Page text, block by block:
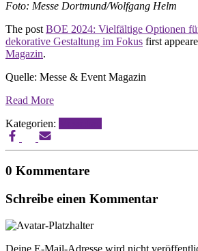
Foto: Messe Dortmund/Wolfgang Helm
The post BOE 2024: Vielfältige Optionen
dekorative Gestaltung im Fokus first
Magazin.
Quelle: Messe & Event Magazin
Read More
Kategorien:
0 Kommentare
Schreibe einen Kommentar
Deine E-Mail-Adresse wird nicht